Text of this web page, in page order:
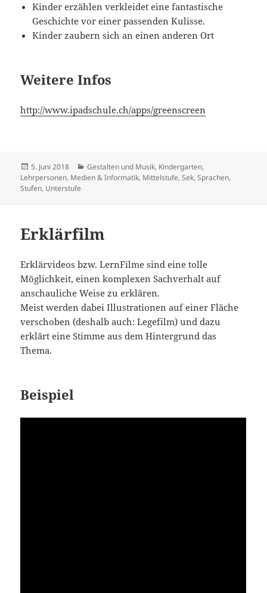
Kinder erzählen verkleidet eine fantastische
Geschichte vor einer passenden Kulisse.
Kinder zaubern sich an einen anderen Ort
Weitere Infos
http://www.ipadschule.ch/apps/greenscreen
Veröffentlicht
am
5. Juni 2018 Kategorien
Gestalten und Musik, Kindergarten,
Lehrpersonen, Medien & Informatik, Mittelstufe,Sek,Sprachen,
Stufen, Unterstufe
Erklärfilm
Erklärvideos bzw. LernFilme sind eine tolle
Möglichkeit, einen komplexen Sachverhalt auf
anschauliche Weise zu erklären.
Meist werden dabei Illustrationen auf einer Fläche
verschoben (deshalb auch: Legefilm) und dazu
erklärt eine Stimme aus dem Hintergrund das
Thema.
Beispiel